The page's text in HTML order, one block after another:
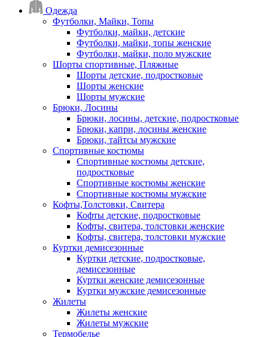
Одежда
Футболки, Майки, Топы
Футболки, майки, детские
Футболки, майки, топы женские
Футболки, майки, поло мужские
Шорты спортивные, Пляжные
Шорты детские, подростковые
Шорты женские
Шорты мужские
Брюки, Лосины
Брюки, лосины, детские, подростковые
Брюки, капри, лосины женские
Брюки, тайтсы мужские
Спортивные костюмы
Спортивные костюмы детские,
подростковые
Спортивные костюмы женские
Спортивные костюмы мужские
Кофты,Толстовки, Свитера
Кофты детские, подростковые
Кофты, свитера, толстовки женские
Кофты, свитера, толстовки мужские
Куртки демисезонные
Куртки детские, подростковые,
демисезонные
Куртки женские демисезонные
Куртки мужские демисезонные
Жилеты
Жилеты женские
Жилеты мужские
Термобелье